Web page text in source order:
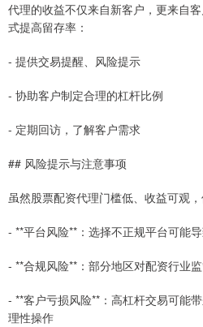
代理的收益不仅来自新客户，更来自
式提高留存率：
- 提供交易提醒、风险提示
- 协助客户制定合理的杠杆比例
- 定期回访，了解客户需求
## 风险提示与注意事项
虽然股票配资代理门槛低、收益可观
- **平台风险**：选择不正规平台可能
- **合规风险**：部分地区对配资行业
- **客户亏损风险**：高杠杆交易可能
理性操作